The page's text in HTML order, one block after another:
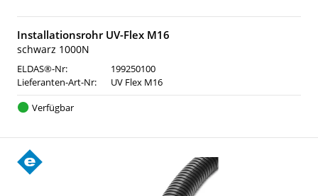
Installationsrohr UV-Flex M16
schwarz 1000N
ELDAS®-Nr:
199250100
Lieferanten-Art-Nr:
UV Flex M16
Verfügbar